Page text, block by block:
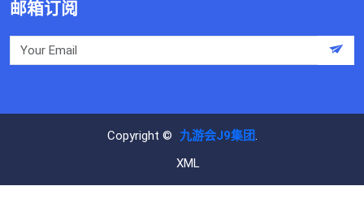
邮箱订阅
Copyright © 九游会J9集团.
XML